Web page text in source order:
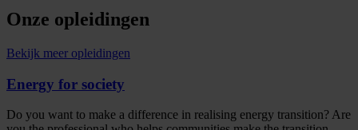
Onze opleidingen
Bekijk meer opleidingen
Energy for society
Do you want to make a difference in realising energy transition? Are